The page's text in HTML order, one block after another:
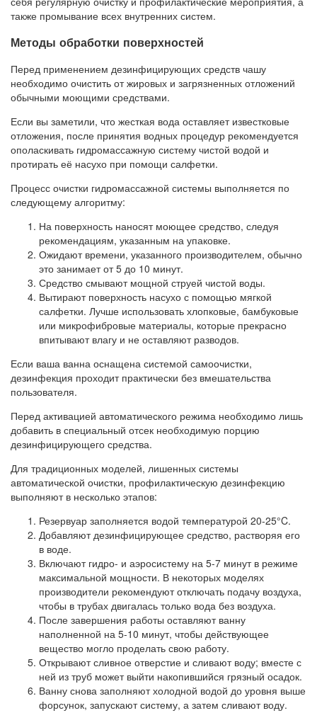
также промывание всех внутренних систем.
Методы обработки поверхностей
Перед применением дезинфицирующих средств чашу
необходимо очистить от жировых и загрязненных отложений
обычными моющими средствами.
Если вы заметили, что жесткая вода оставляет известковые
отложения, после принятия водных процедур рекомендуется
ополаскивать гидромассажную систему чистой водой и
протирать её насухо при помощи салфетки.
Процесс очистки гидромассажной системы выполняется по
следующему алгоритму:
На поверхность наносят моющее средство, следуя
рекомендациям, указанным на упаковке.
Ожидают времени, указанного производителем, обычно
это занимает от 5 до 10 минут.
Средство смывают мощной струей чистой воды.
Вытирают поверхность насухо с помощью мягкой
салфетки. Лучше использовать хлопковые, бамбуковые
или микрофибровые материалы, которые прекрасно
впитывают влагу и не оставляют разводов.
Если ваша ванна оснащена системой самоочистки,
дезинфекция проходит практически без вмешательства
пользователя.
Перед активацией автоматического режима необходимо лишь
добавить в специальный отсек необходимую порцию
дезинфицирующего средства.
Для традиционных моделей, лишенных системы
автоматической очистки, профилактическую дезинфекцию
выполняют в несколько этапов:
Резервуар заполняется водой температурой 20-25°C.
Добавляют дезинфицирующее средство, растворяя его
в воде.
Включают гидро- и аэросистему на 5-7 минут в режиме
максимальной мощности. В некоторых моделях
производители рекомендуют отключать подачу воздуха,
чтобы в трубах двигалась только вода без воздуха.
После завершения работы оставляют ванну
наполненной на 5-10 минут, чтобы действующее
вещество могло проделать свою работу.
Открывают сливное отверстие и сливают воду; вместе с
ней из труб может выйти накопившийся грязный осадок.
Ванну снова заполняют холодной водой до уровня выше
форсунок, запускают систему, а затем сливают воду.